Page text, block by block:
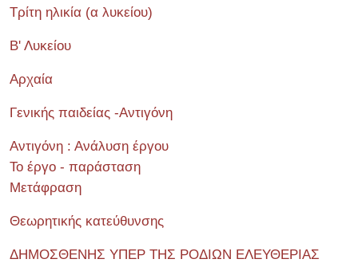
Τρίτη ηλικία (α λυκείου)
Β' Λυκείου
Αρχαία
Γενικής παιδείας -Αντιγόνη
Αντιγόνη : Ανάλυση έργου
Το έργο - παράσταση
Μετάφραση
Θεωρητικής κατεύθυνσης
ΔΗΜΟΣΘΕΝΗΣ ΥΠΕΡ ΤΗΣ ΡΟΔΙΩΝ ΕΛΕΥΘΕΡΙΑΣ